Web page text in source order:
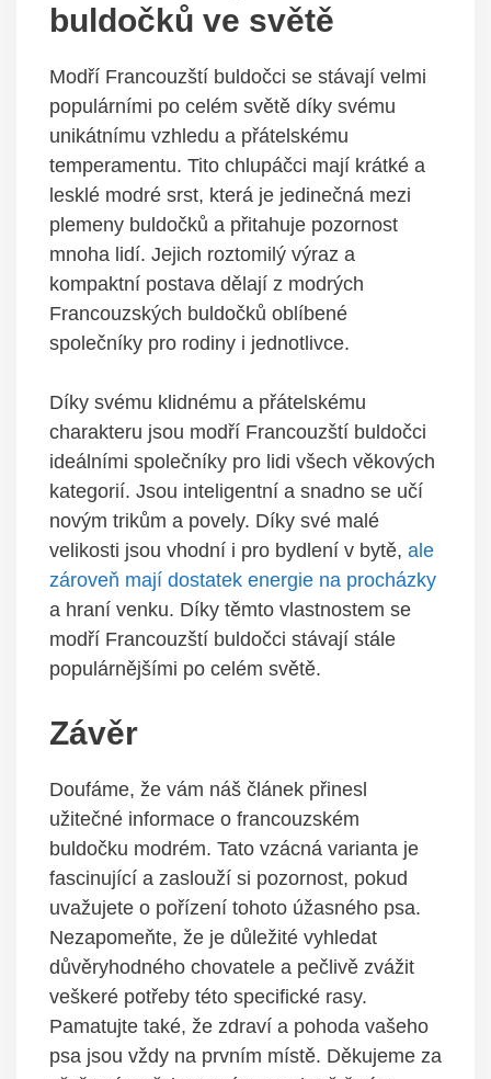
buldočků ve světě
Modří Francouzští buldočci se stávají velmi
populárními po celém světě díky svému
unikátnímu vzhledu a přátelskému
temperamentu. Tito chlupáčci mají krátké a
lesklé modré srst, která je jedinečná mezi
plemeny buldočků a přitahuje pozornost
mnoha lidí. Jejich roztomilý výraz a
kompaktní postava dělají z modrých
Francouzských buldočků oblíbené
společníky pro rodiny i jednotlivce.
Díky svému klidnému a přátelskému
charakteru jsou modří Francouzští buldočci
ideálními společníky pro lidi všech věkových
kategorií. Jsou inteligentní a snadno se učí
novým trikům a povely. Díky své malé
velikosti jsou vhodní i pro bydlení v bytě, ale
zároveň mají dostatek energie na procházky
a hraní venku. Díky těmto vlastnostem se
modří Francouzští buldočci stávají stále
populárnějšími po celém světě.
Závěr
Doufáme, že vám náš článek přinesl
užitečné informace o francouzském
buldočku modrém. Tato vzácná varianta je
fascinující a zaslouží si pozornost, pokud
uvažujete o pořízení tohoto úžasného psa.
Nezapomeňte, že je důležité vyhledat
důvěryhodného chovatele a pečlivě zvážit
veškeré potřeby této specifické rasy.
Pamatujte také, že zdraví a pohoda vašeho
psa jsou vždy na prvním místě. Děkujeme za